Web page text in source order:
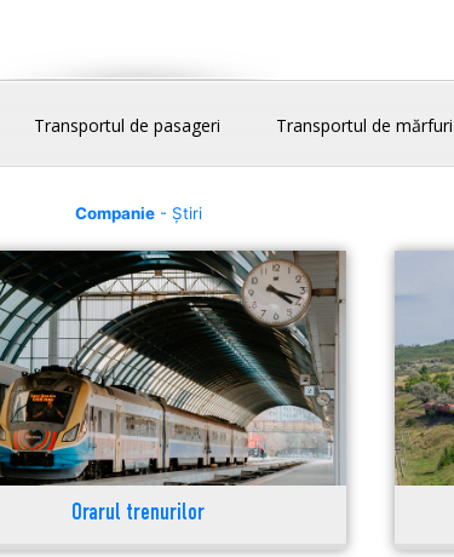
Transportul de pasageri Transportul de mărfuri
Companie- Știri
Orarul trenurilor